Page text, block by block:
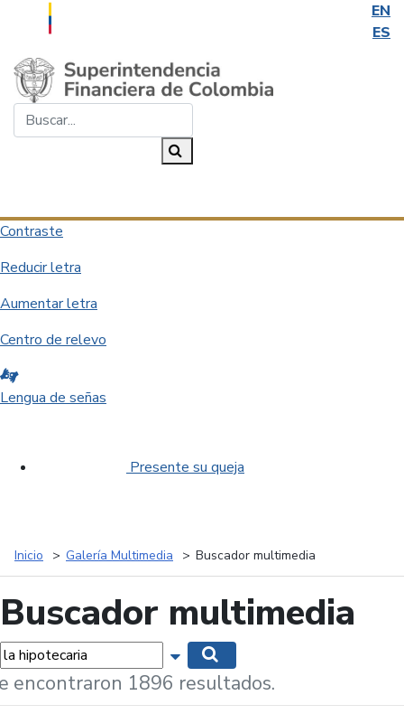
EN
ES
Saltar al contenido principal
Contraste
Reducir letra
Aumentar letra
Centro de relevo
Lengua de señas
Presente su queja
Inicio Galería Multimedia Buscador multimedia
Buscador multimedia
Mostrar opciones de búsqueda
encontraron 1896 resultados.